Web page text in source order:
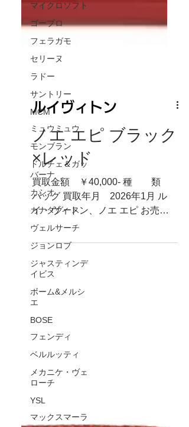
マイクロソフト
ゴープロ
フェラガモ
セリーヌ
ラドー
サントリー
MCM
ミュウミュウ
モンブラン
ドルチェ＆ガッ
バーナ
カシオ
カナダグース
ヴェルサーチ
ジョンロブ
ジャスティンデ
イビス
ボーム&メルシ
エ
BOSE
フェンディ
ベルルッティ
メカニケ・ヴェ
ローチ
YSL
マックスマーラ
ルイヴィトン
ノエ エピ ブラック
×レッド
買取金額 ￥40,000- 種 類
イ・ヴィトン、ノエ エピ お売り
頂きありがとうございます。 ル
イ・ヴィトンのノエは旧世代のも
のは買取価格が昔に比べて上がっ
ております。買取大歓迎ですので
お気軽にお持ち下さいませ。ほか
にも買取でお得なLINEクーポンも
発行しております。こちらもぜひ
https://www.kinburry-
himeji.com/coupon ※買取価格は
相場や状態で変動します 買取実
績の金額は参考価格です